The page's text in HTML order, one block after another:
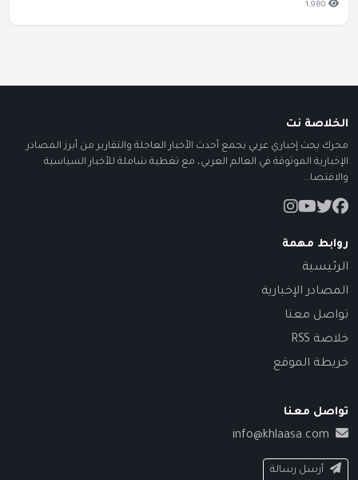
1,980
الخلاصة نت
محرك بحث إخباري عربي يجمع أحدث الأخبار العاجلة والتقارير من أبرز المصادر
الإخبارية الموثوقة في العالم العربي، مع تغطية شاملة للأخبار السياسية
والاقتصا...
روابط مهمة
الرئيسية
المصادر الإخبارية
تواصل معنا
خلاصة RSS
خريطة الموقع
تواصل معنا
info@khlaasa.com
أرسل رسالة